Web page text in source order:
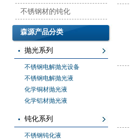
不锈钢材的钝化
森源产品分类
抛光系列
不锈钢电解抛光设备
不锈钢电解抛光液
化学铜材抛光液
化学铝材抛光液
钝化系列
不锈钢钝化液